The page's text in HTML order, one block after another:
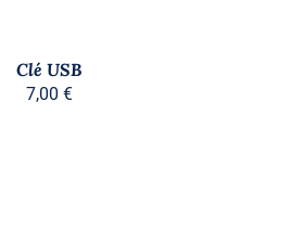
Clé USB
7,00 €